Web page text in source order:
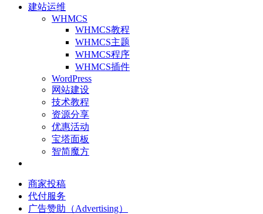
建站运维
WHMCS
WHMCS教程
WHMCS主题
WHMCS程序
WHMCS插件
WordPress
网站建设
技术教程
资源分享
优惠活动
宝塔面板
智简魔方
商家投稿
代付服务
广告赞助（Advertising）